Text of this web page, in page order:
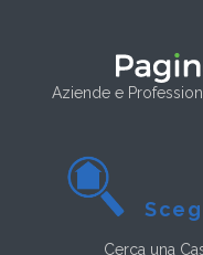
Aziende e
Cerca una